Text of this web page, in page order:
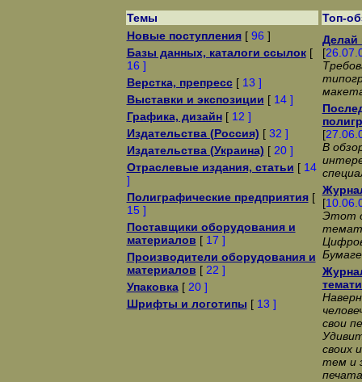
Темы
Топ-
Новые поступления[ 96 ]
Базы данных, каталоги ссылок[
16 ]
Верстка, препресс[ 13 ]
Выставки и экспозиции [ 14 ]
Графика, дизайн[ 12 ]
Издательства (Россия) [ 32 ]
Издательства (Украина) [ 20 ]
Отраслевые издания, статьи [ 14
]
Полиграфические предприятия[
15 ]
Поставщики оборудования и
материалов [ 17 ]
Производители оборудования и
материалов [ 22 ]
Упаковка[ 20 ]
Шрифты и логотипы [ 13 ]
Делай
[
[
В
[
Этот
Бумаге
свои
своих
тем и